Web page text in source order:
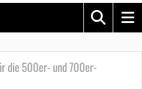
die 500er- und 700er-